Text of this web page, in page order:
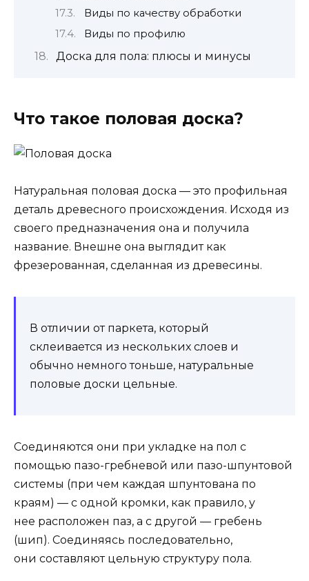
Виды по качеству обработки
Виды по профилю
Доска для пола: плюсы и минусы
Что такое половая доска?
Натуральная половая доска — это профильная
деталь древесного происхождения. Исходя из
своего предназначения она и получила
название. Внешне она выглядит как
фрезерованная, сделанная из древесины.
В отличии от паркета, который
склеивается из нескольких слоев и
обычно немного тоньше, натуральные
половые доски цельные.
Соединяются они при укладке на пол с
помощью пазо-гребневой или пазо-шпунтовой
системы (при чем каждая шпунтована по
краям) — с одной кромки, как правило, у
нее расположен паз, а с другой — гребень
(шип). Соединяясь последовательно,
они составляют цельную структуру пола.